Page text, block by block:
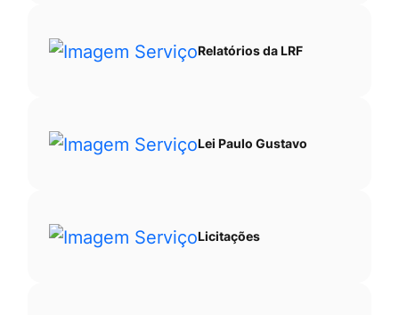
Relatórios da LRF
Lei Paulo Gustavo
Licitações